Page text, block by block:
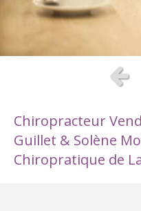
Chiropracteur
Guillet & Solène
Chiropratique de